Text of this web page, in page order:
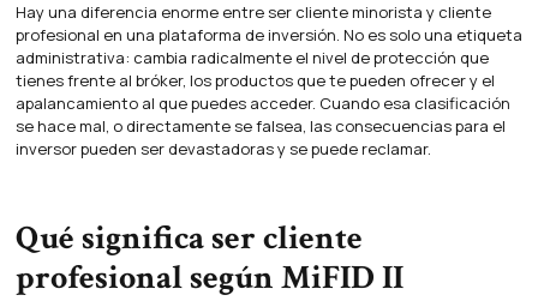
Hay una diferencia enorme entre ser cliente minorista y cliente
profesional en una plataforma de inversión. No es solo una etiqueta
administrativa: cambia radicalmente el nivel de protección que
tienes frente al bróker, los productos que te pueden ofrecer y el
apalancamiento al que puedes acceder. Cuando esa clasificación
se hace mal, o directamente se falsea, las consecuencias para el
inversor pueden ser devastadoras y se puede reclamar.
Qué significa ser cliente
profesional según MiFID II